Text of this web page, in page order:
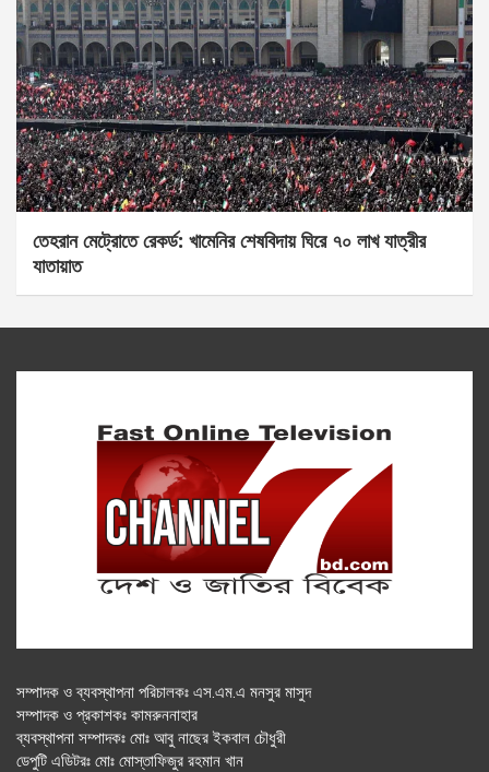
তেহরান মেট্রোতে রেকর্ড: খামেনির শেষবিদায় ঘিরে ৭০ লাখ যাত্রীর
যাতায়াত
সম্পাদক ও ব্যবস্থাপনা পরিচালকঃ এস.এম.এ মনসুর মাসুদ
সম্পাদক ও প্রকাশকঃ কামরুননাহার
ব্যবস্থাপনা সম্পাদকঃ মোঃ আবু নাছের ইকবাল চৌধুরী
ডেপুটি এডিটরঃ মোঃ মোস্তাফিজুর রহমান খান